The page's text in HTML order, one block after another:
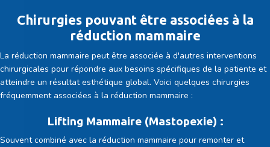
Chirurgies pouvant être associées à la
réduction mammaire
La réduction mammaire peut être associée à d'autres interventions
chirurgicales pour répondre aux besoins spécifiques de la patiente et
atteindre un résultat esthétique global. Voici quelques chirurgies
fréquemment associées à la réduction mammaire :
Lifting Mammaire (Mastopexie) :
Souvent combiné avec la réduction mammaire pour remonter et